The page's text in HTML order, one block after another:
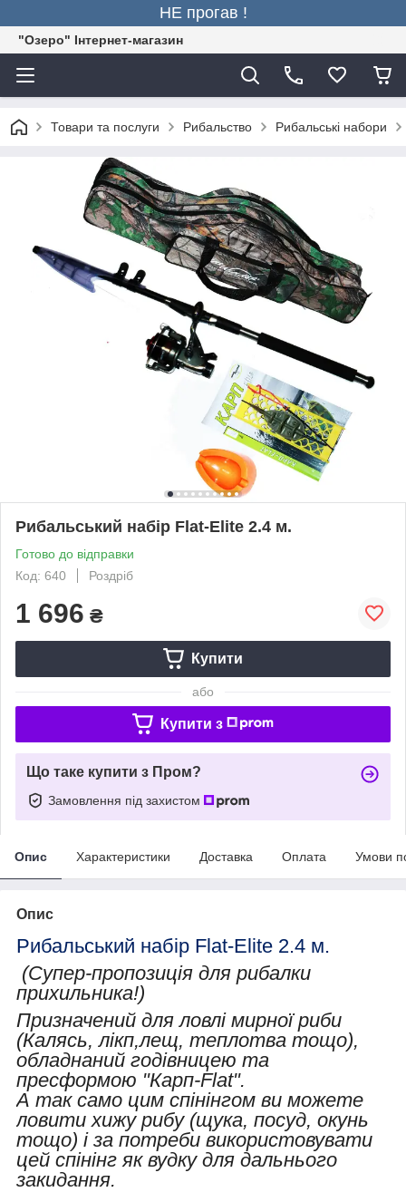
НЕ прогав !
"Озеро" Інтернет-магазин
Товари та послуги Рибальство Рибальські набори
Рибальський набір Flat-Elite 2.4 м.
Готово до відправки
Код: 640
Роздріб
1 696 ₴
Купити
або
Купити з
Що таке купити з Пром?
Замовлення під захистом
Опис Характеристики Доставка Оплата Умови
Опис
Рибальський набір Flat-Elite 2.4 м.
(Супер-пропозиція для рибалки
прихильника!)
Призначений для ловлі мирної риби
(Калясь, лікп,лещ, теплотва тощо),
обладнаний годівницею та
пресформою "Карп-Flat".
А так само цим спінінгом ви можете
ловити хижу рибу (щука, посуд, окунь
тощо) і за потреби використовувати
цей спінінг як вудку для дальнього
закидання.